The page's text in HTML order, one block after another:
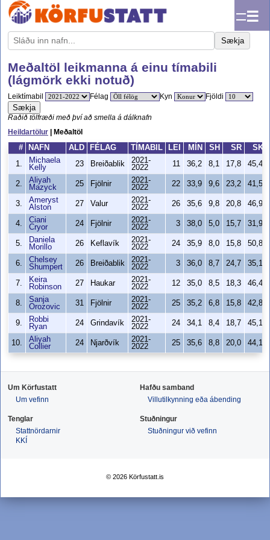
☰
Sækja
Meðaltöl leikmanna á einu tímabili
(lágmörk ekki notuð)
Leiktímabil Félag Kyn Fjöldi
Sækja
Raðið tölfræði með því að smella á dálknafn
Heildartölur | Meðaltöl
#
NAFN ALD FÉLAG TÍMABIL LEI MÍN SH SR
SK%
1.
Michaela
Kelly
23 Breiðablik
2021-
2022
11 36,2 8,1 17,8 45,4%
2.
Aliyah
Mazyck
25 Fjölnir
2021-
2022
22 33,9 9,6 23,2 41,5%
3.
Ameryst
Alston
27 Valur
2021-
2022
26 35,6 9,8 20,8 46,9%
4.
Ciani
Cryor
24 Fjölnir
2021-
2022
3 38,0 5,0 15,7 31,9%
5.
Daniela
Morillo
26 Keflavík
2021-
2022
24 35,9 8,0 15,8 50,8%
6.
Chelsey
Shumpert
26 Breiðablik
2021-
2022
3 36,0 8,7 24,7 35,1%
7.
Keira
Robinson
27 Haukar
2021-
2022
12 35,0 8,5 18,3 46,4%
8.
Sanja
Orozovic
31 Fjölnir
2021-
2022
25 35,2 6,8 15,8 42,8%
9.
Robbi
Ryan
24 Grindavík
2021-
2022
24 34,1 8,4 18,7 45,1%
10.
Aliyah
Collier
24 Njarðvík
2021-
2022
25 35,6 8,8 20,0 44,1%
Um Körfustatt
Um vefinn
Hafðu samband
Villutilkynning eða ábending
Tenglar
Stattnördarnir
KKÍ
Stuðningur
Stuðningur við vefinn
© 2026 Körfustatt.is